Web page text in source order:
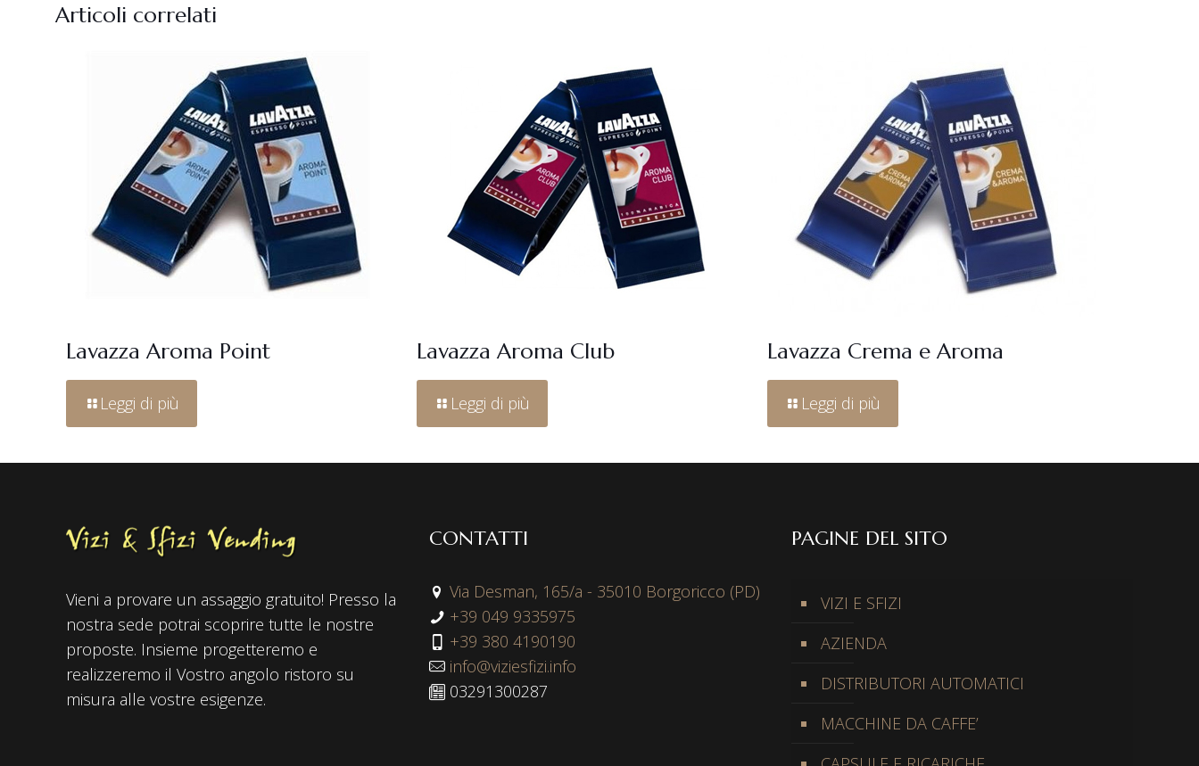
Articoli correlati
Lavazza Aroma Point
Leggi di più
Lavazza Aroma Club
Leggi di più
Lavazza Crema e Aroma
Leggi di più
Vieni a provare un assaggio gratuito! Presso la
nostra sede potrai scoprire tutte le nostre
proposte. Insieme progetteremo e
realizzeremo il Vostro angolo ristoro su
misura alle vostre esigenze.
CONTATTI
Via Desman, 165/a - 35010 Borgoricco (PD)
+39 049 9335975
+39 380 4190190
info@viziesfizi.info
03291300287
PAGINE DEL SITO
VIZI E SFIZI
AZIENDA
DISTRIBUTORI AUTOMATICI
MACCHINE DA CAFFE’